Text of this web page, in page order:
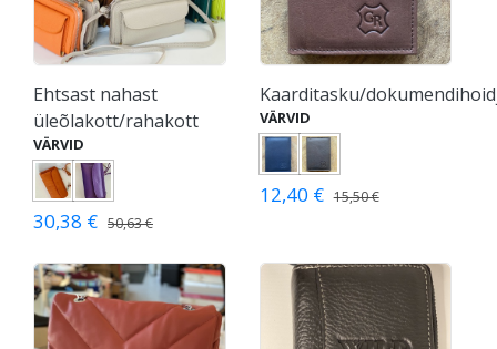
Ehtsast nahast
üleõlakott/rahakott
VÄRVID
30,38 € 50,63 €
Kaarditasku/
VÄRVID
12,40 € 15,50 €